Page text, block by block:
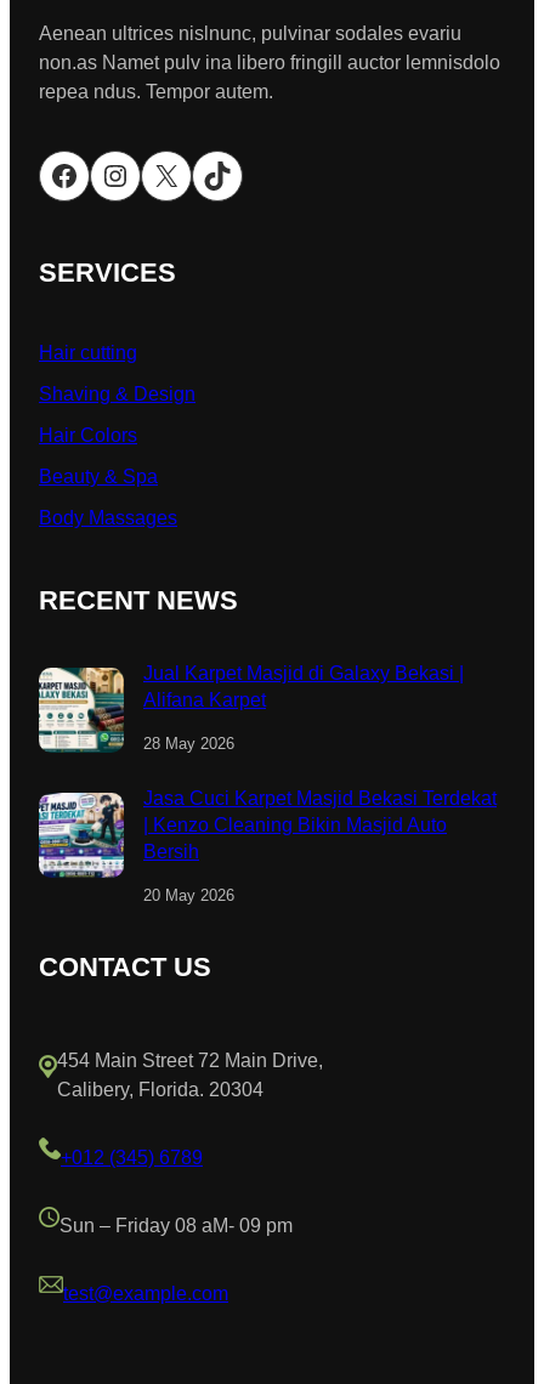
Aenean ultrices nislnunc, pulvinar sodales evariu
non.as Namet pulv ina libero fringill auctor lemnisdolo
repea ndus. Tempor autem.
Facebook Instagram X TikTok
SERVICES
Hair cutting
Shaving & Design
Hair Colors
Beauty & Spa
Body Massages
RECENT NEWS
Jual Karpet Masjid di Galaxy Bekasi |
Alifana Karpet
28 May 2026
Jasa Cuci Karpet Masjid Bekasi Terdekat
| Kenzo Cleaning Bikin Masjid Auto
Bersih
20 May 2026
CONTACT US
454 Main Street 72 Main Drive,
Calibery, Florida. 20304
+012 (345) 6789
Sun – Friday 08 aM- 09 pm
test@example.com